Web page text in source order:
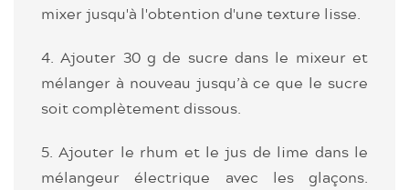
mixer jusqu'à l'obtention d'une texture lisse.
4. Ajouter 30 g de sucre dans le mixeur et
mélanger à nouveau jusqu’à ce que le sucre
soit complètement dissous.
5. Ajouter le rhum et le jus de lime dans le
mélangeur électrique avec les glaçons.